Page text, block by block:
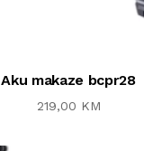
Aku makaze bcpr28
219,00 KM